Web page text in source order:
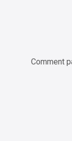
Comment